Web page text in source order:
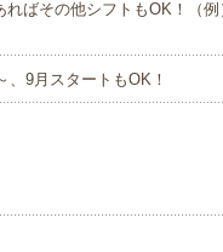
ればその他シフトもOK！（
9月スタートもOK！